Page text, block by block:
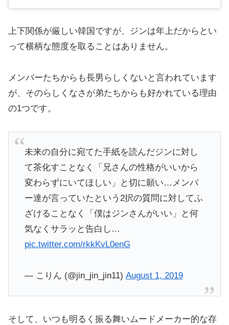
上下関係が厳しい韓国ですが、ジンは年上だからとい
って横柄な態度を取ることはありません。
メンバーたちからも長男らしくないと言われています
が、そのらしくなさが弟たちからも好かれている理由
の1つです。
未来の自分に宛てた手紙を読んだジンに対し
て茶化すことなく「兄さんの性格がいいから
変わらずにいてほしい」と切に願い…メンバ
ー達が言っていたという2択の質問に対してふ
ざけることなく「僕はジンさんがいい」と何
気なくサラッと告白し…
pic.twitter.com/rkkKvL0enG
— こりん (@jin_jin_jin11) August 1, 2019
そして、いつも明るく振る舞いムードメーカー的な存